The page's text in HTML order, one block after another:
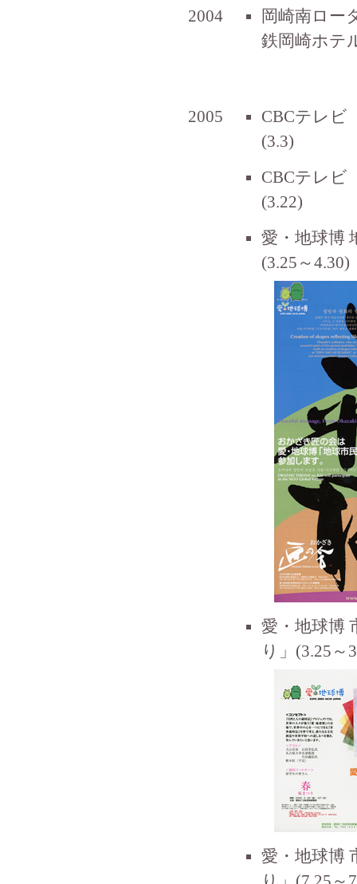
2004
岡崎南ロー
鉄岡崎ホテ
2005
CBCテレビ
(3.3)
CBCテレビ
(3.22)
愛・地球博
(3.25～4.30)
愛・地球博
り」(3.25～
愛・地球博